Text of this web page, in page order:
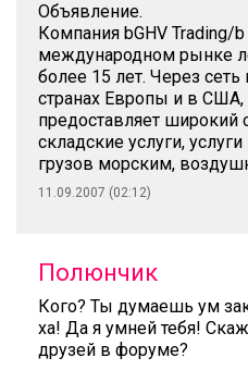
Объявление.
Компания bGHV Trading/
международном рынке
более 15 лет. Через сеть
странах Европы и в США,
предоставляет широкий
складские услуги,
грузов морским,
11.09.2007 (02:12)
Полюнчик
Кого? Ты думаешь ум
ха! Да я умней тебя!
друзей в форуме?